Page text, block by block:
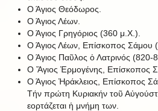
Ο Άγιος Θεόδωρος.
Ο Άγιος Λέων.
Ο Άγιος Γρηγόριος (360 μ.Χ.).
Ο Άγιος Λέων, Επίσκοπος Σάμου
Ο Άγιος Παῦλος ὁ Λατρινός (820-
Ο Ἅγιος Ἑρμογένης, Επίσκοπος
Ο Άγιος Ἡράκλειος, Επίσκοπος
Τήν πρώτη Κυριακήν τοῦ
εορτάζεται ἡ μνήμη των.